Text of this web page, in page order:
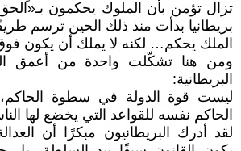
تزال تؤمن بأن الملوك يحكمون
بريطانيا بدأت منذ ذلك الحين ترسم
الملك يحكم… لكنه لا يملك أن يكون
ومن هنا تشكّلت واحدة من أعمق
البريطانية:
ليست قوة الدولة في سطوة
الحاكم نفسه للقواعد التي يخضع لها
لقد أدرك البريطانيون مبكرًا أن